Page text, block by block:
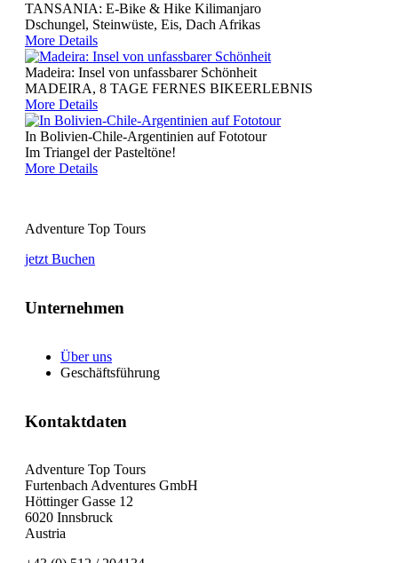
TANSANIA: E-Bike & Hike Kilimanjaro
Dschungel, Steinwüste, Eis, Dach Afrikas
More Details
Madeira: Insel von unfassbarer Schönheit
MADEIRA, 8 TAGE FERNES BIKEERLEBNIS
More Details
In Bolivien-Chile-Argentinien auf Fototour
Im Triangel der Pasteltöne!
More Details
Adventure Top Tours
jetzt Buchen
Unternehmen
Über uns
Geschäftsführung
Kontaktdaten
Adventure Top Tours
Furtenbach Adventures GmbH
Höttinger Gasse 12
6020 Innsbruck
Austria